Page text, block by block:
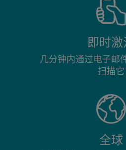
即时激
几分钟内通过电子邮
扫描它
全球